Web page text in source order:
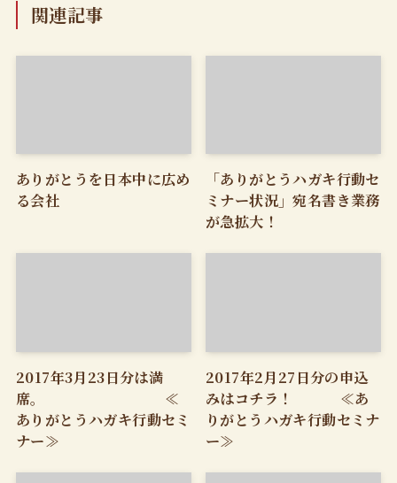
関連記事
ありがとうを日本中に広め
る会社
「ありがとうハガキ行動セ
ミナー状況」宛名書き業務
が急拡大！
2017年3月23日分は満
席。 ≪
ありがとうハガキ行動セミ
ナー≫
2017年2月27日分の申込
みはコチラ！ ≪あ
りがとうハガキ行動セミナ
ー≫